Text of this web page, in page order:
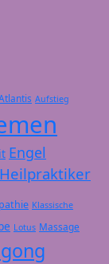
Aufstieg
Engel
Heilpraktiker
Klassische
Lotus Massage